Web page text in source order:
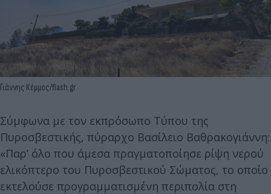
Γιάννης Κέμμος/flash.gr
Σύμφωνα με τον εκπρόσωπο Τύπου της
Πυροσβεστικής, πύραρχο Βασίλειο Βαθρακογιάννη:
«Παρ’ όλο που άμεσα πραγματοποίησε ρίψη νερού
ελικόπτερο του Πυροσβεστικού Σώματος, το οποίο
εκτελούσε προγραμματισμένη περιπολία στη